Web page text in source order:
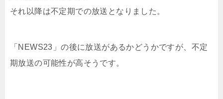
それ以降は不定期での放送となりました。
「NEWS23」の後に放送があるかどうかですが、不定
期放送の可能性が高そうです。